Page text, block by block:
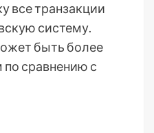
все транзакции
систему.
быть более
сравнению с